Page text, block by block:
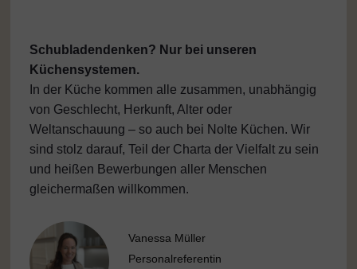
Schubladendenken? Nur bei unseren
Küchensystemen.
In der Küche kommen alle zusammen, unabhängig
von Geschlecht, Herkunft, Alter oder
Weltanschauung – so auch bei Nolte Küchen. Wir
sind stolz darauf, Teil der Charta der Vielfalt zu sein
und heißen Bewerbungen aller Menschen
gleichermaßen willkommen.
Vanessa Müller
Personalreferentin